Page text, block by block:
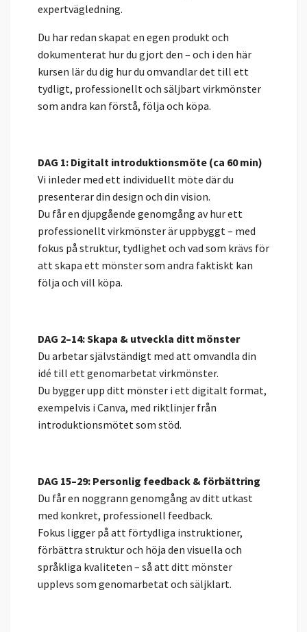
expertvägledning.
Du har redan skapat en egen produkt och
dokumenterat hur du gjort den – och i den här
kursen lär du dig hur du omvandlar det till ett
tydligt, professionellt och säljbart virkmönster
som andra kan förstå, följa och köpa.
DAG 1: Digitalt introduktionsmöte (ca 60 min)
Vi inleder med ett individuellt möte där du
presenterar din design och din vision.
Du får en djupgående genomgång av hur ett
professionellt virkmönster är uppbyggt – med
fokus på struktur, tydlighet och vad som krävs för
att skapa ett mönster som andra faktiskt kan
följa och vill köpa.
DAG 2–14: Skapa & utveckla ditt mönster
Du arbetar självständigt med att omvandla din
idé till ett genomarbetat virkmönster.
Du bygger upp ditt mönster i ett digitalt format,
exempelvis i Canva, med riktlinjer från
introduktionsmötet som stöd.
DAG 15–29: Personlig feedback & förbättring
Du får en noggrann genomgång av ditt utkast
med konkret, professionell feedback.
Fokus ligger på att förtydliga instruktioner,
förbättra struktur och höja den visuella och
språkliga kvaliteten – så att ditt mönster
upplevs som genomarbetat och säljklart.